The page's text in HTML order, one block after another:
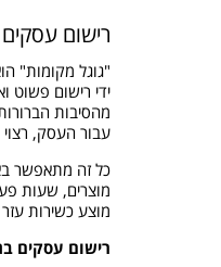
רישום
"גוגל מקומות"
ידי רישום פשוט
מהסיבות
עבור העסק,
כל זה מתאפשר
מוצרים, שעות
מוצע כשירות
רישום עסקים